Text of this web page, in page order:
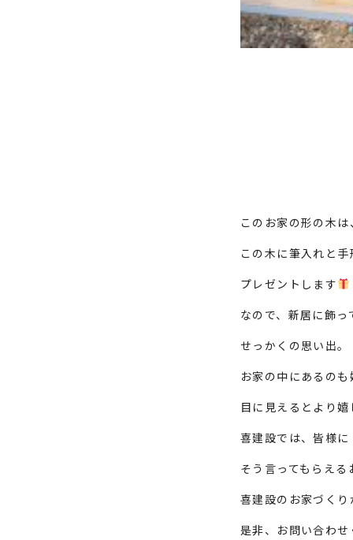
このお家の形の木
この木に筆入れと
プレゼントします
なので、新居に飾
せっかくの思い出。
お家の中にあるの
目に見えるとより
喜建設では、皆様
そう言ってもらえ
喜建設のお家づく
是非、お問い合わ